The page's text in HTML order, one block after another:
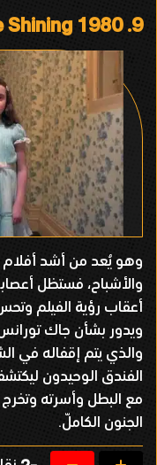
9.
Shining 1980
وهو يُعد من أشد أفلام
والأشباح، فستظل
أعقاب رؤية الفيلم
ويدور بشأن جاك
والذي يتم إقفاله في
الفندق الوحيدون
مع البطل وأسرته وتخرج
الجنون الكاملّ.